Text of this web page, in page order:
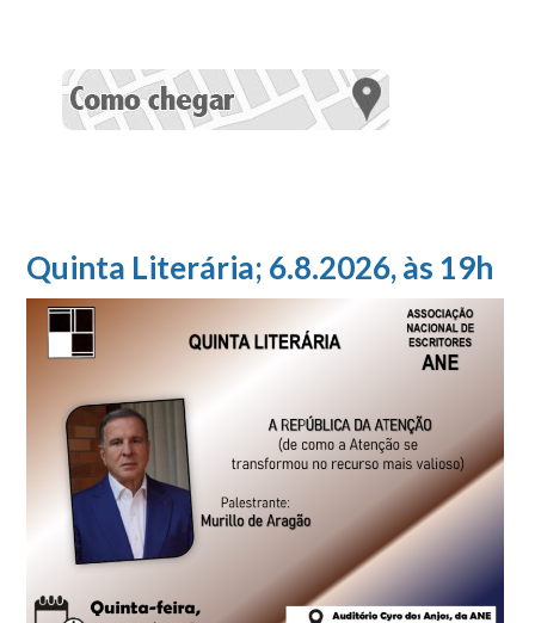
Quinta Literária; 6.8.2026, às 19h